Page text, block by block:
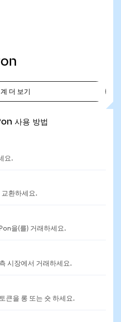
더 보기
사용 방법
요.
환하세요.
을(를) 거래하세요.
시장에서 거래하세요.
큰을 롱 또는 숏 하세요.